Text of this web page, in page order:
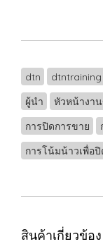
dtn dtntraining
ผู้นำ
หัวหน้างา
การปิดการขาย
การโน้มน้าวเพื่อ
สินค้าเกี่ยวข้อง